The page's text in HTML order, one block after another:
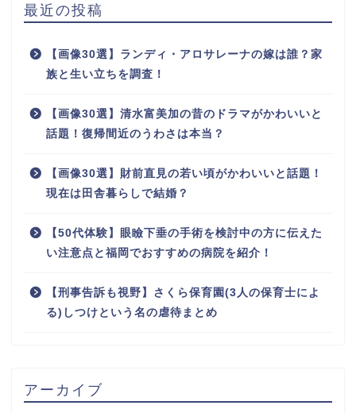
最近の投稿
【画像30選】ランディ・アロサレーナの嫁は誰？家
族と生い立ちを調査！
【画像30選】清水富美加の昔のドラマがかわいいと
話題！復帰間近のうわさは本当？
【画像30選】財前直見の若い頃がかわいいと話題！
現在は田舎暮らしで結婚？
【50代体験】眼瞼下垂の手術を検討中の方に伝えた
い注意点と福岡でおすすめの病院を紹介！
【刑事告訴も視野】さくら保育園(3人の保育士によ
る)しつけという名の虐待まとめ
アーカイブ